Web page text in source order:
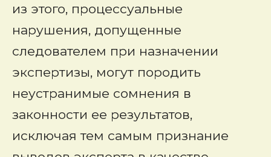
из этого, процессуальные
нарушения, допущенные
следователем при назначении
экспертизы, могут породить
неустранимые сомнения в
законности ее результатов,
исключая тем самым признание